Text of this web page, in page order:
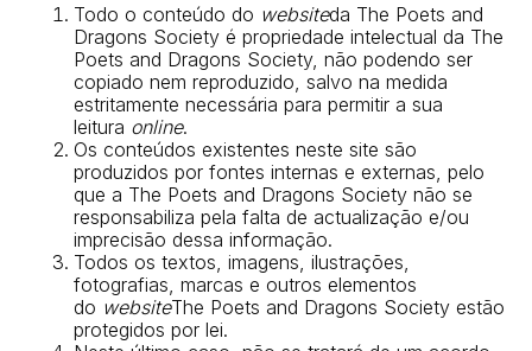
Todo o conteúdo do websiteda The Poets and
Dragons Society é propriedade intelectual da The
Poets and Dragons Society, não podendo ser
copiado nem reproduzido, salvo na medida
estritamente necessária para permitir a sua
leitura online.
Os conteúdos existentes neste site são
produzidos por fontes internas e externas, pelo
que a The Poets and Dragons Society não se
responsabiliza pela falta de actualização e/ou
imprecisão dessa informação.
Todos os textos, imagens, ilustrações,
fotografias, marcas e outros elementos
do websiteThe Poets and Dragons Society estão
protegidos por lei.